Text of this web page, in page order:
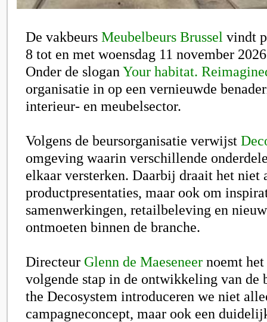
De vakbeurs Meubelbeurs Brussel vindt
8 tot en met woensdag 11 november
Onder de slogan Your habitat.
organisatie in op een vernieuwde
interieur- en meubelsector.
Volgens de beursorganisatie verwijst
omgeving waarin verschillende
elkaar versterken. Daarbij draait het niet
productpresentaties, maar ook om
samenwerkingen, retailbeleving en
ontmoeten binnen de branche.
Directeur Glenn de Maeseneer noemt
volgende stap in de ontwikkeling van de
the Decosystem introduceren we niet
campagneconcept, maar ook een